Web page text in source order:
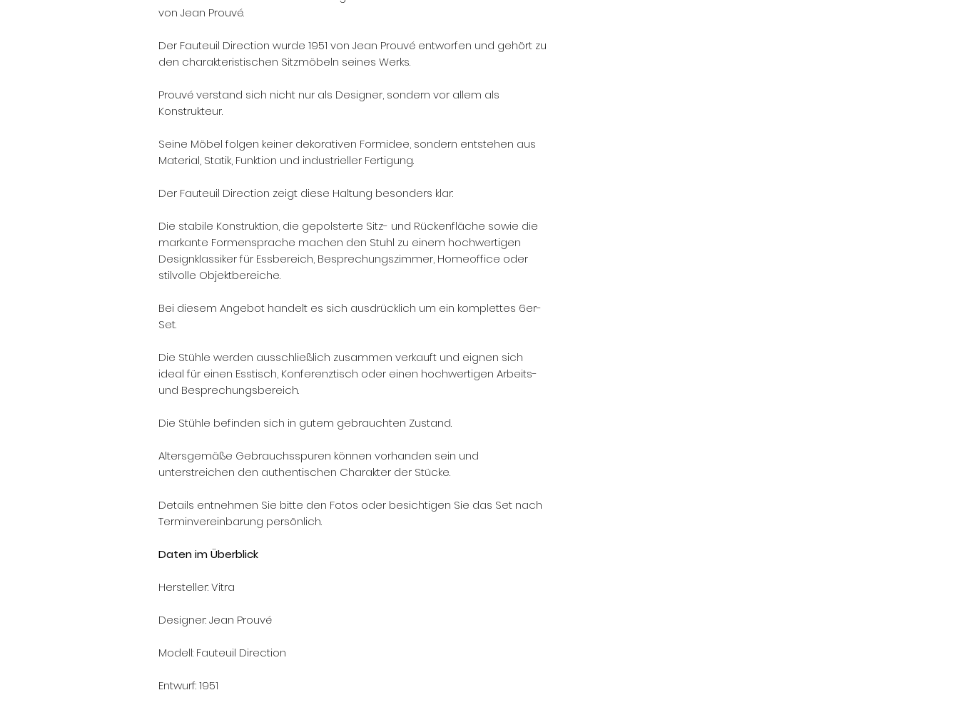
von Jean Prouvé.
Der Fauteuil Direction wurde 1951 von Jean Prouvé entworfen und gehört zu
den charakteristischen Sitzmöbeln seines Werks.
Prouvé verstand sich nicht nur als Designer, sondern vor allem als
Konstrukteur.
Seine Möbel folgen keiner dekorativen Formidee, sondern entstehen aus
Material, Statik, Funktion und industrieller Fertigung.
Der Fauteuil Direction zeigt diese Haltung besonders klar:
Die stabile Konstruktion, die gepolsterte Sitz- und Rückenfläche sowie die
markante Formensprache machen den Stuhl zu einem hochwertigen
Designklassiker für Essbereich, Besprechungszimmer, Homeoffice oder
stilvolle Objektbereiche.
Bei diesem Angebot handelt es sich ausdrücklich um ein komplettes 6er-
Set.
Die Stühle werden ausschließlich zusammen verkauft und eignen sich
ideal für einen Esstisch, Konferenztisch oder einen hochwertigen Arbeits-
und Besprechungsbereich.
Die Stühle befinden sich in gutem gebrauchten Zustand.
Altersgemäße Gebrauchsspuren können vorhanden sein und
unterstreichen den authentischen Charakter der Stücke.
Details entnehmen Sie bitte den Fotos oder besichtigen Sie das Set nach
Terminvereinbarung persönlich.
Daten im Überblick
Hersteller: Vitra
Designer: Jean Prouvé
Modell: Fauteuil Direction
Entwurf: 1951